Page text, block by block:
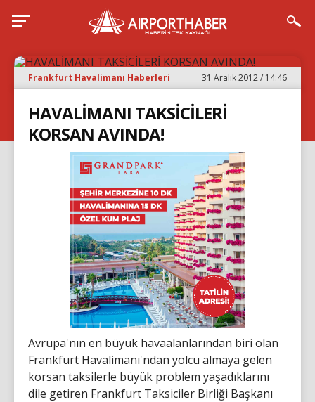
Frankfurt Havalimanı Haberleri 31 Aralık 2012 / 14:46
HAVALİMANI TAKSİCİLERİ
KORSAN AVINDA!
Avrupa'nın en büyük havaalanlarından biri olan
Frankfurt Havalimanı'ndan yolcu almaya gelen
korsan taksilerle büyük problem yaşadıklarını
dile getiren Frankfurt Taksiciler Birliği Başkanı